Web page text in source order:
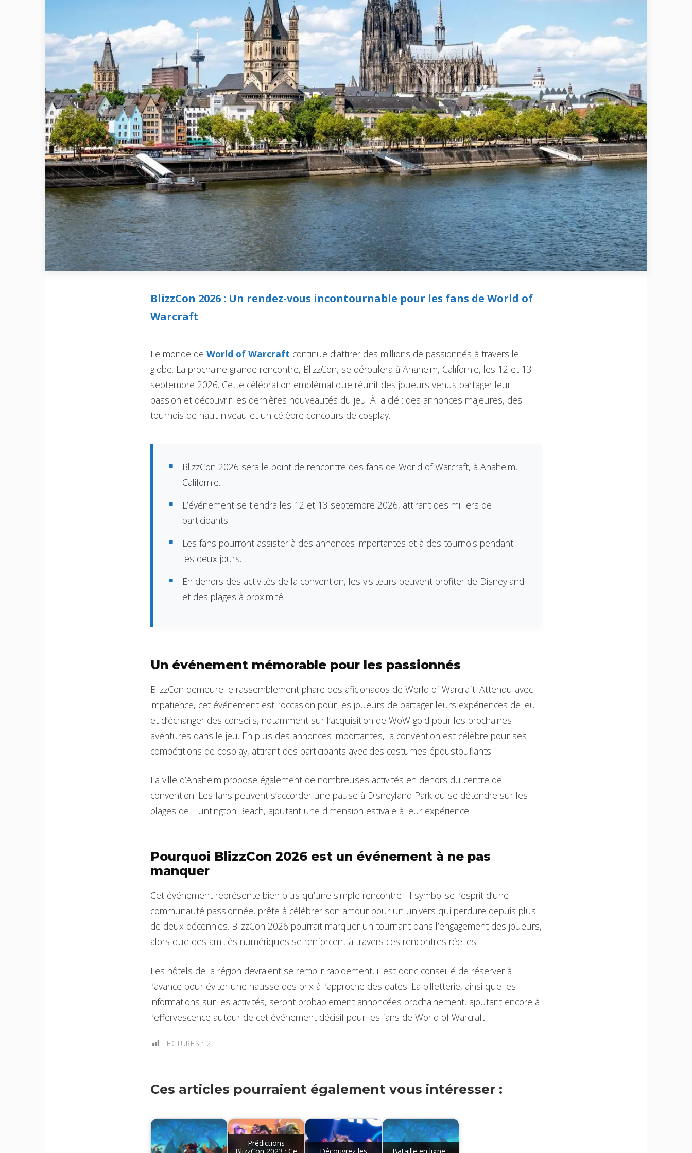
BlizzCon 2026 : Un rendez-vous incontournable pour les fans de World of
Warcraft
Le monde de World of Warcraft continue d’attirer des millions de passionnés à travers le
globe. La prochaine grande rencontre, BlizzCon, se déroulera à Anaheim, Californie, les 12 et 13
septembre 2026. Cette célébration emblématique réunit des joueurs venus partager leur
passion et découvrir les dernières nouveautés du jeu. À la clé : des annonces majeures, des
tournois de haut-niveau et un célèbre concours de cosplay.
BlizzCon 2026 sera le point de rencontre des fans de World of Warcraft, à Anaheim,
Californie.
L’événement se tiendra les 12 et 13 septembre 2026, attirant des milliers de
participants.
Les fans pourront assister à des annonces importantes et à des tournois pendant
les deux jours.
En dehors des activités de la convention, les visiteurs peuvent profiter de Disneyland
et des plages à proximité.
Un événement mémorable pour les passionnés
BlizzCon demeure le rassemblement phare des aficionados de World of Warcraft. Attendu avec
impatience, cet événement est l’occasion pour les joueurs de partager leurs expériences de jeu
et d’échanger des conseils, notamment sur l’acquisition de WoW gold pour les prochaines
aventures dans le jeu. En plus des annonces importantes, la convention est célèbre pour ses
compétitions de cosplay, attirant des participants avec des costumes époustouflants.
La ville d’Anaheim propose également de nombreuses activités en dehors du centre de
convention. Les fans peuvent s’accorder une pause à Disneyland Park ou se détendre sur les
plages de Huntington Beach, ajoutant une dimension estivale à leur expérience.
Pourquoi BlizzCon 2026 est un événement à ne pas
manquer
Cet événement représente bien plus qu’une simple rencontre : il symbolise l’esprit d’une
communauté passionnée, prête à célébrer son amour pour un univers qui perdure depuis plus
de deux décennies. BlizzCon 2026 pourrait marquer un tournant dans l’engagement des joueurs,
alors que des amitiés numériques se renforcent à travers ces rencontres réelles.
Les hôtels de la région devraient se remplir rapidement, il est donc conseillé de réserver à
l’avance pour éviter une hausse des prix à l’approche des dates. La billetterie, ainsi que les
informations sur les activités, seront probablement annoncées prochainement, ajoutant encore à
l’effervescence autour de cet événement décisif pour les fans de World of Warcraft.
LECTURES : 2
Ces articles pourraient également vous intéresser :
Prédictions